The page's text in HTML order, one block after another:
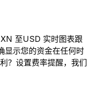
至USD 实时图表跟
显示您的资金在任何时
？设置费率提醒，我们